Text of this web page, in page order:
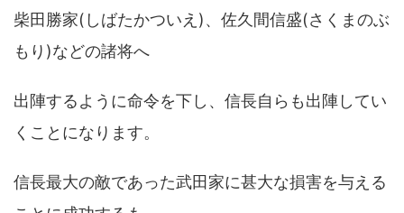
柴田勝家(しばたかついえ)、佐久間信盛(さくまのぶ
もり)などの諸将へ
出陣するように命令を下し、信長自らも出陣してい
くことになります。
信長最大の敵であった武田家に甚大な損害を与える